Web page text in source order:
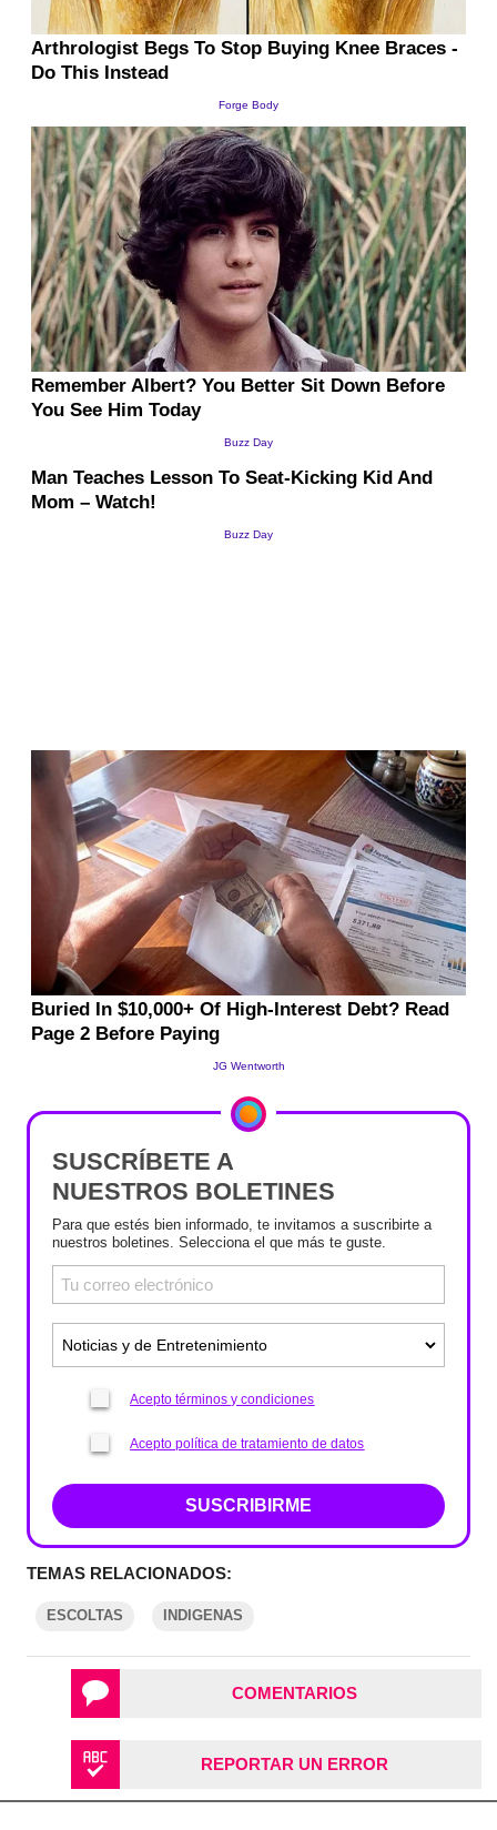
SUSCRÍBETE A
NUESTROS BOLETINES
Para que estés bien informado, te invitamos a suscribirte a
nuestros boletines. Selecciona el que más te guste.
Acepto términos y condiciones
Acepto política de tratamiento de datos
SUSCRIBIRME
TEMAS RELACIONADOS:
ESCOLTAS INDIGENAS
COMENTARIOS
REPORTAR UN ERROR